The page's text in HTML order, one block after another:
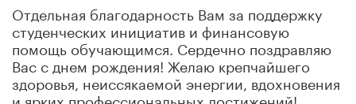
Отдельная благодарность Вам за поддержку
студенческих инициатив и финансовую
помощь обучающимся. Сердечно поздравляю
Вас с днем рождения! Желаю крепчайшего
здоровья, неиссякаемой энергии, вдохновения
и ярких профессиональных достижений!